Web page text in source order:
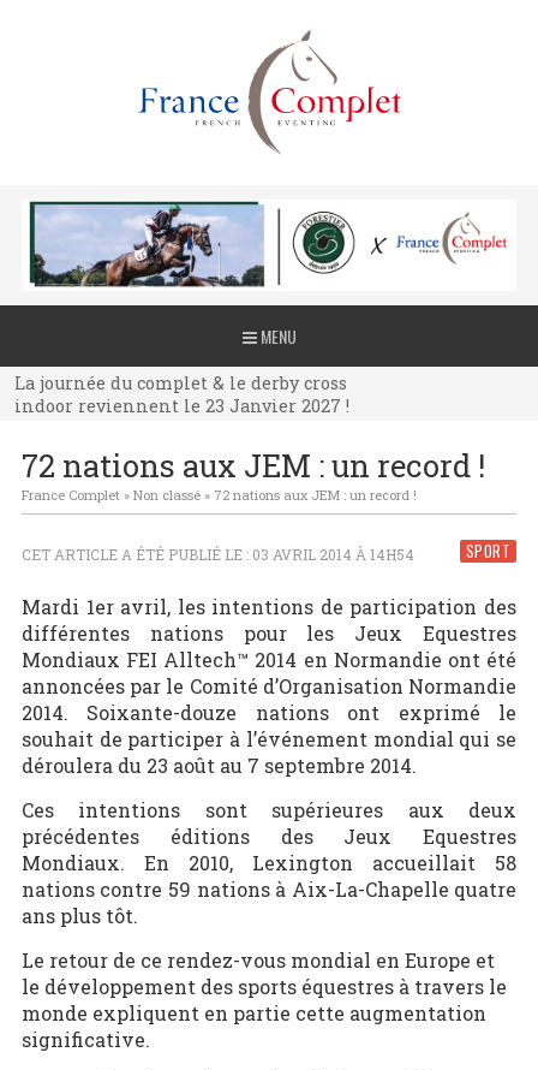
MENU
La journée du complet & le derby cross
indoor reviennent le 23 Janvier 2027 !
La journée du complet & le derby cross
indoor reviennent le 23 Janvier 2027 !
indoor reviennent le 23 Janvier 2027 !
72 nations aux JEM : un record !
France Complet» Non classé» 72 nations aux JEM : un record !
SPORT
CET ARTICLE A ÉTÉ PUBLIÉ LE : 03 AVRIL 2014 À 14H54
Mardi 1er avril, les intentions de participation des
différentes nations pour les Jeux Equestres
Mondiaux FEI Alltech™ 2014 en Normandie ont été
annoncées par le Comité d’Organisation Normandie
2014. Soixante-douze nations ont exprimé le
souhait de participer à l’événement mondial qui se
déroulera du 23 août au 7 septembre 2014.
Ces intentions sont supérieures aux deux
précédentes éditions des Jeux Equestres
Mondiaux. En 2010, Lexington accueillait 58
nations contre 59 nations à Aix-La-Chapelle quatre
ans plus tôt.
Le retour de ce rendez-vous mondial en Europe et
le développement des sports équestres à travers le
monde expliquent en partie cette augmentation
significative.